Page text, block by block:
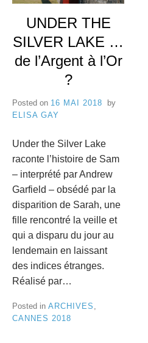
UNDER THE
SILVER LAKE …
de l’Argent à l’Or
?
Posted on 16 MAI 2018
by
ELISA GAY
Under the Silver Lake
raconte l’histoire de Sam
– interprété par Andrew
Garfield – obsédé par la
disparition de Sarah, une
fille rencontré la veille et
qui a disparu du jour au
lendemain en laissant
des indices étranges.
Réalisé par…
Posted in ARCHIVES ,
CANNES 2018